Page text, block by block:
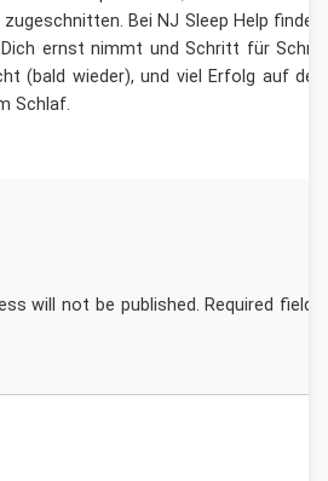
Bei NJ Sleep Help
Dich ernst nimmt und Schritt für
(bald wieder), und viel Erfolg auf
Schlaf.
will not be published. Required fields